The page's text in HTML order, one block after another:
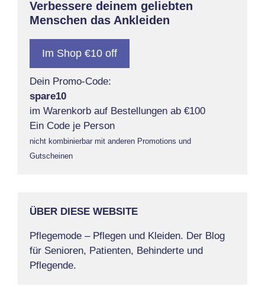
Verbessere deinem geliebten
Menschen das Ankleiden
Im Shop €10 off
Dein Promo-Code:
spare10
im Warenkorb auf Bestellungen ab €100
Ein Code je Person
nicht kombinierbar mit anderen Promotions und
Gutscheinen
ÜBER DIESE WEBSITE
Pflegemode – Pflegen und Kleiden. Der Blog
für Senioren, Patienten, Behinderte und
Pflegende.